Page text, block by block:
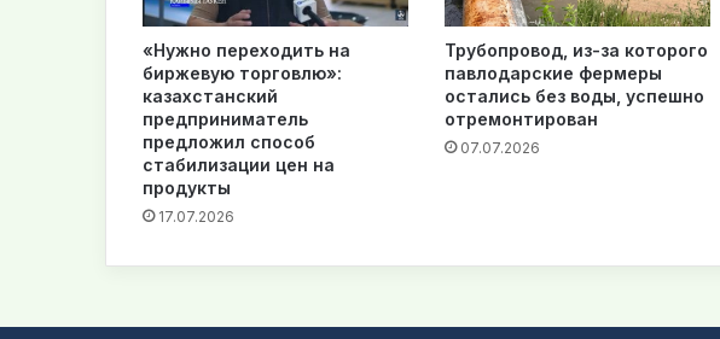
«Нужно переходить на
биржевую торговлю»:
казахстанский
предприниматель
предложил способ
стабилизации цен на
продукты
17.07.2026
Трубопровод, из-за которого
павлодарские фермеры
остались без воды, успешно
отремонтирован
07.07.2026